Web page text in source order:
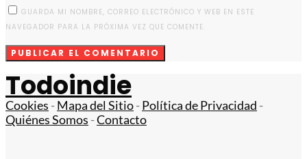
GUARDA MI NOMBRE, CORREO ELECTRÓNICO Y WEB EN ESTE
NAVEGADOR PARA LA PRÓXIMA VEZ QUE COMENTE.
Todoindie
Cookies -Mapa del Sitio-Política de Privacidad -
Quiénes Somos -Contacto